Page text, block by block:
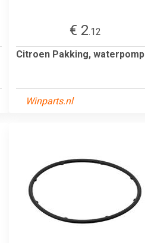
€ 2.12
Citroen Pakking, waterpomp
Winparts.nl